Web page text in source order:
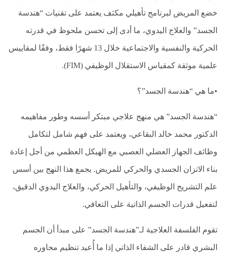
تمزق
العضدية
الديسك
بانواعها
الصور
العلاج
الطبيعي
الجسماني
الشأمل
العلاج
قاعة
الحاج
خالد
خضع المريض لبرنامج تأهيلي مكثف يعتمد على تقنيات “هندسة
الجسد” والعلاج اليدوي، ما أدى إلى تحسن ملحوظ في قدرته
الحركية والنفسية والاجتماعية خلال 13 شهرًا فقط، وفقًا لمقاييس
علمية موثقة كمقياس الاستقلال الوظيفي (FIM).
•ما هي “هندسة الجسد”؟
“هندسة الجسد” هي منهج علاجي مبتكر أسسه وطور مفاهيمه
الدكتور محمد خالد البقاعي، ويعتمد على فهم شامل لتكامل
وظائف الجهاز العضلي العصبي مع الهيكل العظمي من أجل إعادة
بناء الاتزان الجسدي والحركي للمريض. يجمع هذا النهج بين أسس
علم التشريح الوظيفي، والتأهيل الحركي، والعلاج اليدوي الدقيق،
لتفعيل قدرات الجسم الذاتية على التعافي.
تقوم الفلسفة العلاجية لـ”هندسة الجسد” على مبدأ أن الجسم
البشري قادر على الشفاء الذاتي إذا ما أُعيد تنظيم محاوره